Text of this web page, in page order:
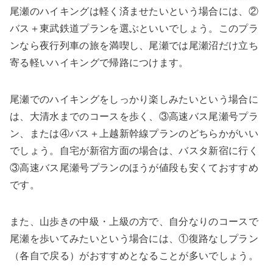
尾瀬のハイキングは軽く済ませたいという場合には、②
バス＋東武鉄道プランを選ぶといいでしょう。このプラ
ンなら夜行列車の旅を満喫し、尾瀬では尾瀬沼だけ立ち
寄る軽いハイキングで帰路につけます。
尾瀬でのハイキングをしっかり楽しみたいという場合に
は、大清水までのコースを歩く、③高速バス尾瀬号プラ
ン、または④バス＋上越新幹線プランのどちらかがいい
でしょう。自宅が新宿方面の場合は、バスタ新宿に行く
③高速バス尾瀬号プランのほうが値段も安くておすすめ
です。
また、山歩きの中級・上級の方で、自分なりのコースで
尾瀬を歩いてみたいという場合には、①復路なしプラン
（各自で戻る）がおすすめとなることが多いでしょう。